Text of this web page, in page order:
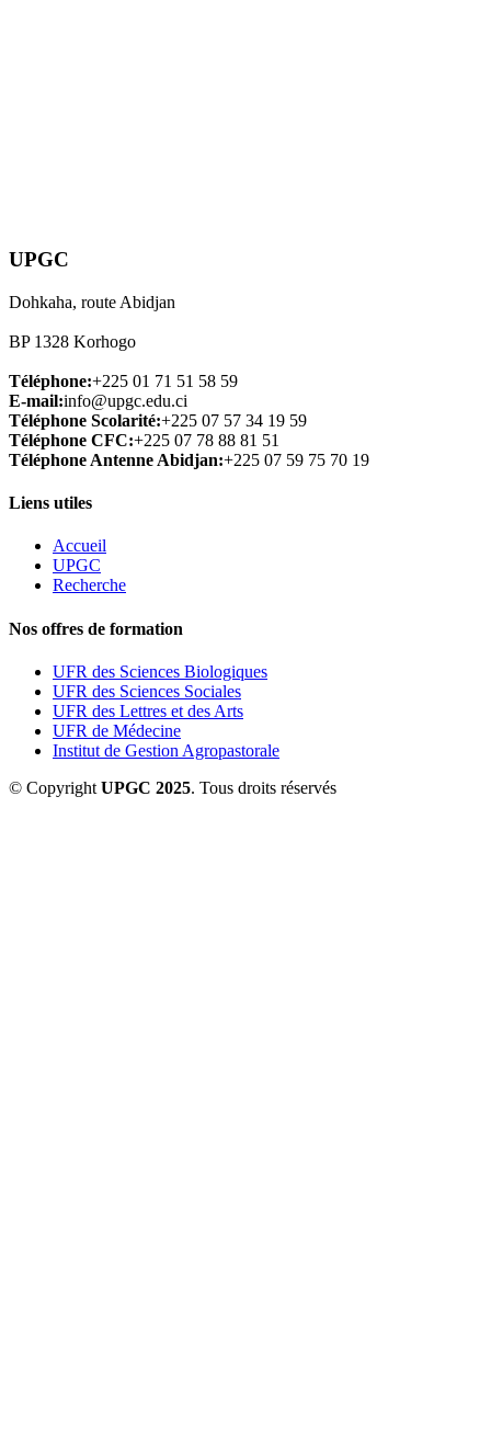
UPGC
Dohkaha, route Abidjan
BP 1328 Korhogo
Téléphone:+225 01 71 51 58 59
E-mail:info@upgc.edu.ci
Téléphone Scolarité:+225 07 57 34 19 59
Téléphone CFC:+225 07 78 88 81 51
Téléphone Antenne Abidjan:+225 07 59 75 70 19
Liens utiles
Accueil
UPGC
Recherche
Nos offres de formation
UFR des Sciences Biologiques
UFR des Sciences Sociales
UFR des Lettres et des Arts
UFR de Médecine
Institut de Gestion Agropastorale
© Copyright UPGC 2025. Tous droits réservés